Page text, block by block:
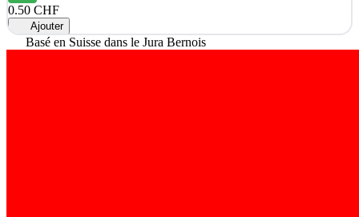
0.50 CHF
Ajouter
Basé en Suisse dans le Jura Bernois